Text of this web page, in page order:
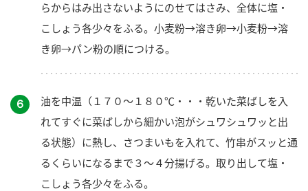
らからはみ出さないようにのせてはさみ、全体に塩・
こしょう各少々をふる。小麦粉→溶き卵→小麦粉→溶
き卵→パン粉の順につける。
６
油を中温（１７０～１８０℃・・・乾いた菜ばしを入
れてすぐに菜ばしから細かい泡がシュワシュワッと出
る状態）に熱し、さつまいもを入れて、竹串がスッと通
るくらいになるまで３～４分揚げる。取り出して塩・
こしょう各少々をふる。